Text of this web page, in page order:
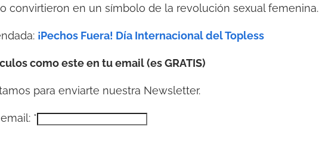
convirtieron en un símbolo de la revolución sexual femenina.
¡Pechos Fuera! Día Internacional del Topless
como este en tu email (es GRATIS)
para enviarte nuestra Newsletter.
*